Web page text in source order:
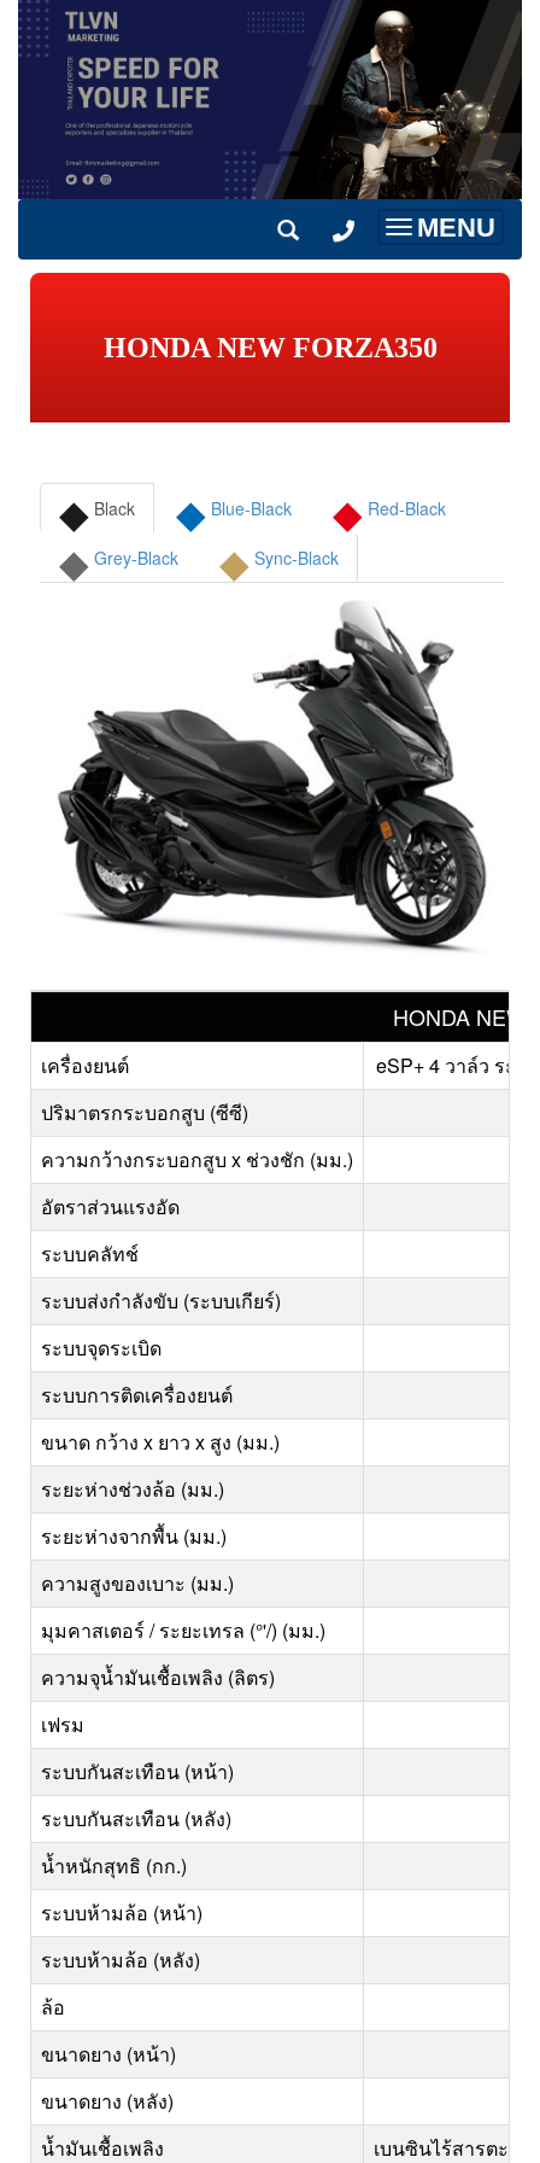
Toggle
navigation
MENU
HONDA NEW FORZA350
◆ Black ◆ Blue-Black ◆ Red-Black
◆ Grey-Black ◆ Sync-Black
HONDA NEW
เครื่องยนต์
eSP+ 4 วาล์ว ระ
ปริมาตรกระบอกสูบ (ซีซี)
ความกว้างกระบอกสูบ x ช่วงชัก (มม.)
อัตราส่วนแรงอัด
ระบบคลัทช์
ระบบส่งกำลังขับ (ระบบเกียร์)
ระบบจุดระเบิด
ระบบการติดเครื่องยนต์
ขนาด กว้าง x ยาว x สูง (มม.)
ระยะห่างช่วงล้อ (มม.)
ระยะห่างจากพื้น (มม.)
ความสูงของเบาะ (มม.)
มุมคาสเตอร์ / ระยะเทรล (°'/) (มม.)
ความจุน้ำมันเชื้อเพลิง (ลิตร)
เฟรม
ระบบกันสะเทือน (หน้า)
ระบบกันสะเทือน (หลัง)
น้ำหนักสุทธิ (กก.)
ระบบห้ามล้อ (หน้า)
ระบบห้ามล้อ (หลัง)
ล้อ
ขนาดยาง (หน้า)
ขนาดยาง (หลัง)
น้ำมันเชื้อเพลิง
เบนซินไร้สารตะกั่